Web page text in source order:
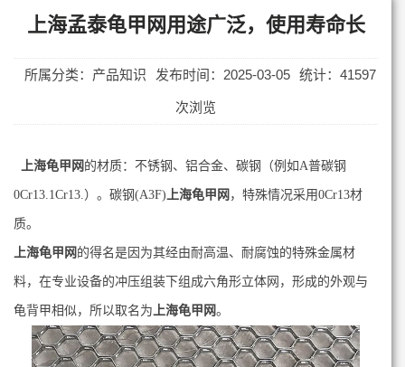
上海孟泰龟甲网用途广泛，使用寿命长
所属分类：产品知识 发布时间：2025-03-05 统计：41597
次浏览
上海龟甲网 的材质：不锈钢、铝合金、碳钢（例如A普碳钢
0Cr13.1Cr13.）。碳钢(A3F) 上海龟甲网 ，特殊情况采用0Cr13材
质。
上海龟甲网 的得名是因为其经由耐高温、耐腐蚀的特殊金属材
料，在专业设备的冲压组装下组成六角形立体网，形成的外观与
龟背甲相似，所以取名为 上海龟甲网。